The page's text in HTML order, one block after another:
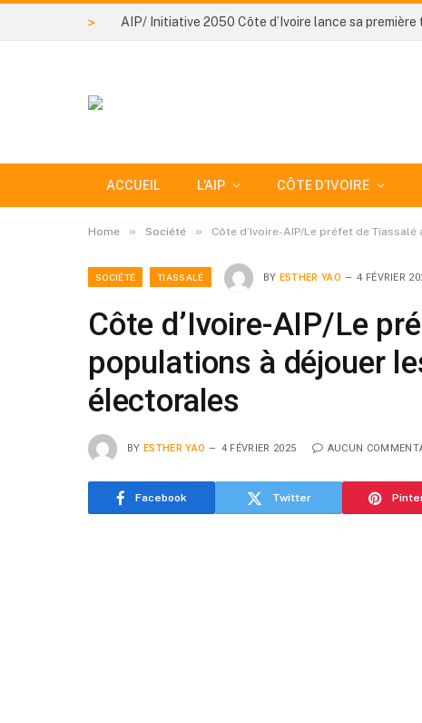
>
ACCUEIL L’AIP CÔTE D’IVOIRE
Home » Société » Côte d’Ivoire-AIP/Le préfet de
SOCIÉTÉ TIASSALÉ BY ESTHER YAO 4 FÉVRIER
Côte d’Ivoire-AIP/Le
populations à déjouer
électorales
BY ESTHER YAO 4 FÉVRIER 2025 AUCUN
Facebook Twitter